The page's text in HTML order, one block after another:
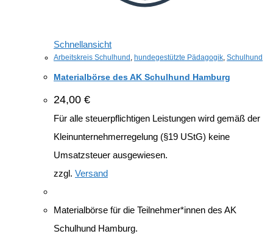
Schnellansicht
Arbeitskreis Schulhund hundegestützte Pädagogik Schulhund
Materialbörse des AK Schulhund Hamburg
24,00 €
Für alle steuerpflichtigen Leistungen wird gemäß der
Kleinunternehmerregelung (§19 UStG) keine
Umsatzsteuer ausgewiesen.
zzgl. Versand
Materialbörse für die Teilnehmer*innen des AK
Schulhund Hamburg.